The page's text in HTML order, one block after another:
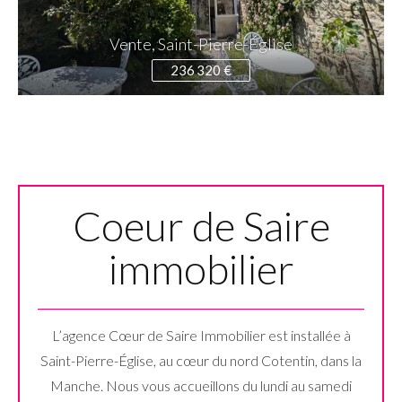
Vente, Saint-Pierre-Église
236 320 €
Coeur de Saire
immobilier
L’agence Cœur de Saire Immobilier est installée à
Saint-Pierre-Église, au cœur du nord Cotentin, dans la
Manche. Nous vous accueillons du lundi au samedi